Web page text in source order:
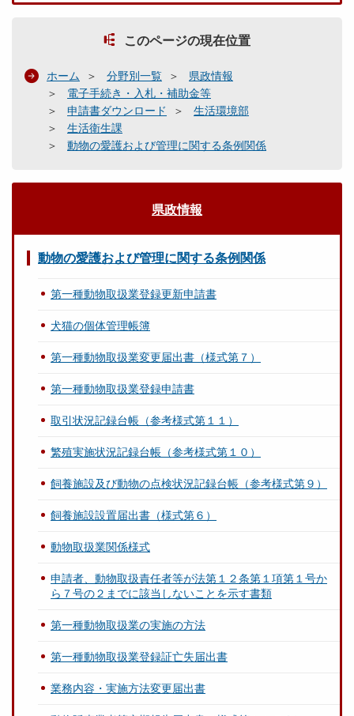
このページの現在位置
ホーム 分野別一覧
県政情報
電子手続き・入札・補助金等
申請書ダウンロード
生活環境部
生活衛生課
動物の愛護および管理に関する条例関係
県政情報
動物の愛護および管理に関する条例関係
第一種動物取扱業登録更新申請書
犬猫の個体管理帳簿
第一種動物取扱業変更届出書（様式第７）
第一種動物取扱業登録申請書
取引状況記録台帳（参考様式第１１）
繁殖実施状況記録台帳（参考様式第１０）
飼養施設及び動物の点検状況記録台帳（参考様式第９）
飼養施設設置届出書（様式第６）
動物取扱業関係様式
申請者、動物取扱責任者等が法第１２条第１項第１号か
ら７号の２までに該当しないことを示す書類
第一種動物取扱業の実施の方法
第一種動物取扱業登録証亡失届出書
業務内容・実施方法変更届出書